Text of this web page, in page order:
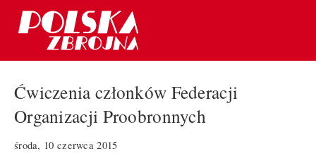
Ćwiczenia członków Federacji
Organizacji Proobronnych
środa, 10 czerwca 2015